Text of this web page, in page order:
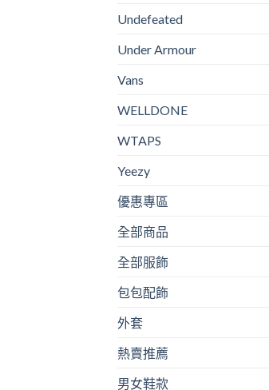
Undefeated
Under Armour
Vans
WELLDONE
WTAPS
Yeezy
優惠專區
全部商品
全部服飾
包包配飾
外套
熱賣推薦
男女鞋款